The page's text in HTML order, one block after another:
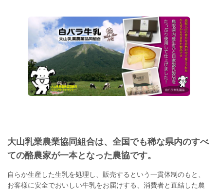
大山乳業農業協同組合は、全国でも稀な県内のすべ
ての酪農家が一本となった農協です。
自らか生産した生乳を処理し、販売するという一貫体制のもと、
お客様に安全でおいしい牛乳をお届けする、消費者と直結した農